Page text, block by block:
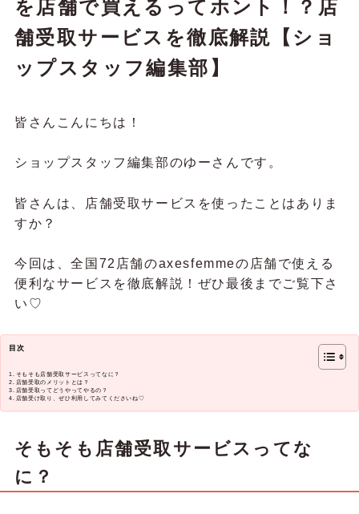
を店舗で買えるってホント！？店
舗受取サービスを徹底解説【ショ
ップスタッフ編集部】
皆さんこんにちは！
ショップスタッフ編集部のゆーさんです。
皆さんは、店舗受取サービスを使ったことはありま
すか？
今回は、全国72店舗のaxesfemmeの店舗で使える
便利なサービスを徹底解説！ぜひ最後までご覧下さ
い♡
目次
そもそも店舗受取サービスってなに？
店舗受取のメリットとは？
店舗受取ってどうやってやるの？
店舗受け取り、ぜひ利用してみてくださいね♡
そもそも店舗受取サービスってな
に？